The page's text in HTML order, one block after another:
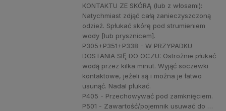
KONTAKTU ZE SKÓRĄ (lub z włosami):
Natychmiast zdjąć całą zanieczyszczoną
odzież. Spłukać skórę pod strumieniem
wody [lub prysznicem].
P305+P351+P338 - W PRZYPADKU
DOSTANIA SIĘ DO OCZU: Ostrożnie płukać
wodą przez kilka minut. Wyjąć soczewki
kontaktowe, jeżeli są i można je łatwo
usunąć. Nadal płukać.
P405 - Przechowywać pod zamknięciem.
P501 - Zawartość/pojemnik usuwać do …